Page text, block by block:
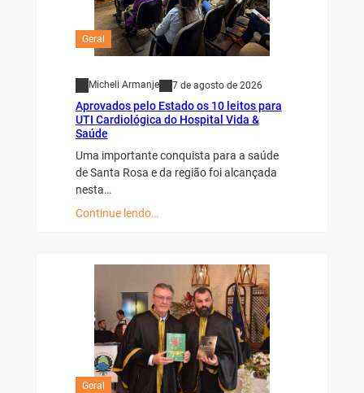
Geral
Micheli Armanje 7 de agosto de 2026
Aprovados pelo Estado os 10 leitos para
UTI Cardiológica do Hospital Vida &
Saúde
Uma importante conquista para a saúde
de Santa Rosa e da região foi alcançada
nesta…
Continue lendo…
Geral